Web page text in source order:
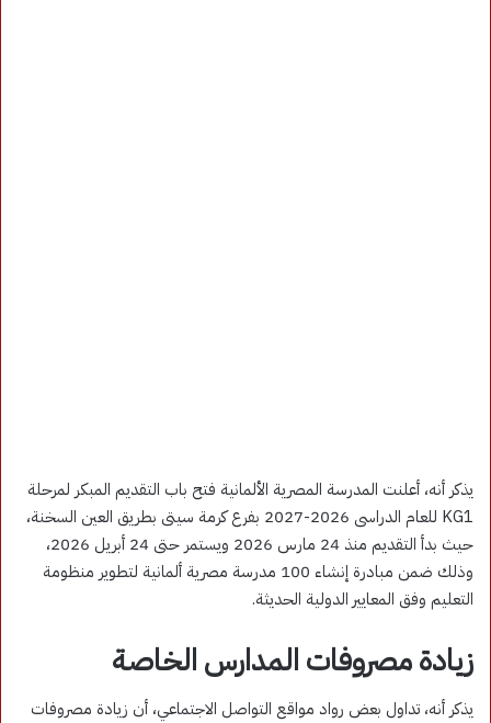
يذكر أنه، أعلنت المدرسة المصرية الألمانية فتح باب التقديم المبكر لمرحلة
KG1 للعام الدراسى 2026-2027 بفرع كرمة سيتى بطريق العين السخنة،
حيث بدأ التقديم منذ 24 مارس 2026 ويستمر حتى 24 أبريل 2026،
وذلك ضمن مبادرة إنشاء 100 مدرسة مصرية ألمانية لتطوير منظومة
التعليم وفق المعايير الدولية الحديثة.
زيادة مصروفات المدارس الخاصة
يذكر أنه، تداول بعض رواد مواقع التواصل الاجتماعي، أن زيادة مصروفات